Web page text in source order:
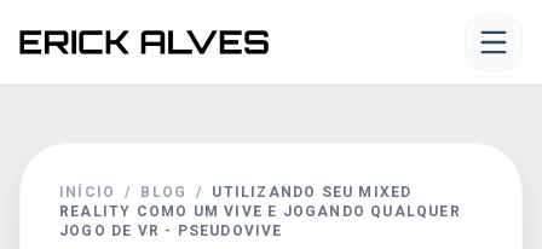
NAVEGAÇÃO
PORTFOLIO
INÍCIO / BLOG /
UTILIZANDO SEU MIXED
REALITY COMO UM VIVE E JOGANDO QUALQUER
JOGO DE VR - PSEUDOVIVE